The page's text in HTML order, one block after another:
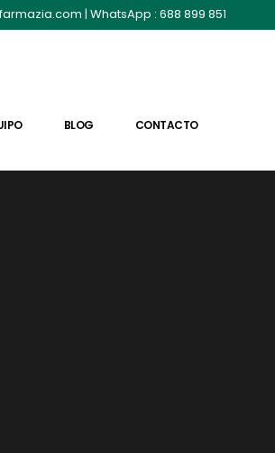
| WhatsApp : 688 899 851
BLOG CONTACTO